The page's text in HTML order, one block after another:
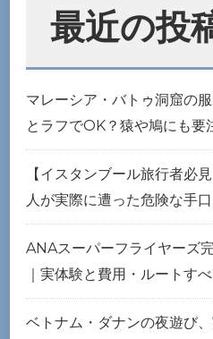
最近の投
マレーシア・バトゥ洞窟の
とラフでOK？猿や鳩にも要
【イスタンブール旅行者必
人が実際に遭った危険な手
ANAスーパーフライヤーズ
｜実体験と費用・ルートす
ベトナム・ダナンの夜遊び